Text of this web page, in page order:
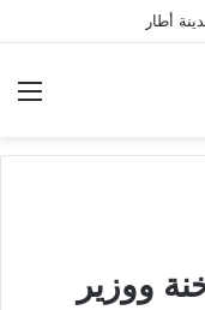
أطار
ووزير